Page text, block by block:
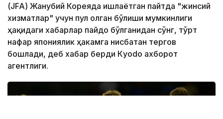
(JFA) Жанубий Кореяда ишлаётган пайтда "жинсий
хизматлар" учун пул олган бўлиши мумкинлиги
ҳақидаги хабарлар пайдо бўлганидан сўнг, тўрт
нафар япониялик ҳакамга нисбатан тергов
бошлади, деб хабар берди Кyodo ахборот
агентлиги.